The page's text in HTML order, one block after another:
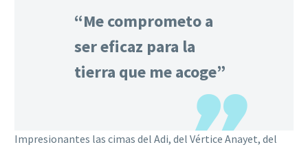
“Me comprometo a
ser eficaz para la
tierra que me acoge”
Impresionantes las cimas del Adi, del Vértice Anayet, del